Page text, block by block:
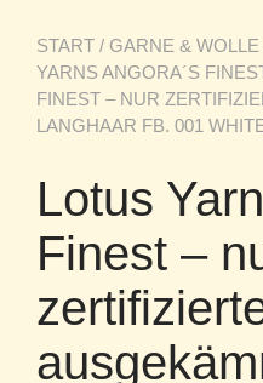
START / GARNE & WOLLE
YARNS ANGORA´S
FINEST – NUR
LANGHAAR FB. 001
Lotus
Finest –